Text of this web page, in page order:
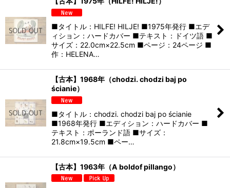
■タイトル：HILFE! HILJE! ■1975年発行 ■エデ
ィション：ハードカバー ■テキスト：ドイツ語 ■
サイズ：22.0cm×22.5cm ■ページ：24ページ ■
作：HELENA…
【古本】1968年（chodzi. chodzi baj po
ścianie）
■タイトル：chodzi. chodzi baj po ścianie
■1968年発行 ■エディション：ハードカバー ■
テキスト：ポーランド語 ■サイズ：
21.8cm×19.5cm ■ペー…
【古本】1963年（A boldof pillango）